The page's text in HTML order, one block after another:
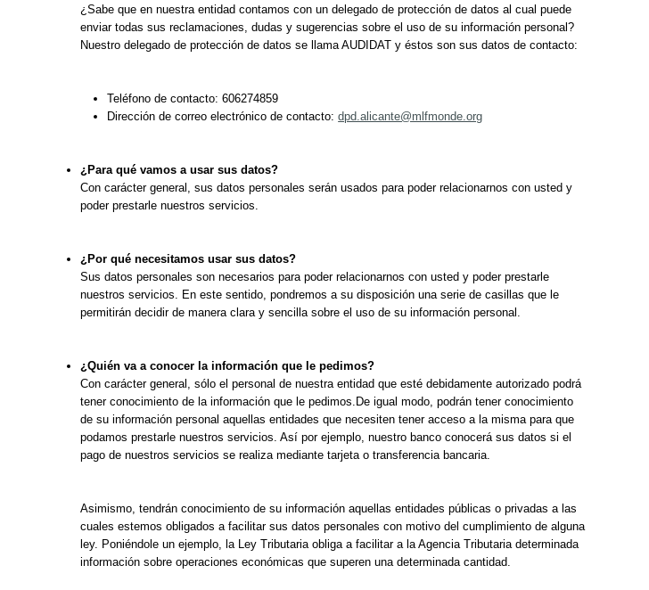
¿Sabe que en nuestra entidad contamos con un delegado de protección de datos al cual puede
enviar todas sus reclamaciones, dudas y sugerencias sobre el uso de su información personal?
Nuestro delegado de protección de datos se llama AUDIDAT y éstos son sus datos de contacto:
Teléfono de contacto: 606274859
Dirección de correo electrónico de contacto:dpd.alicante@mlfmonde.org
¿Para qué vamos a usar sus datos?
Con carácter general, sus datos personales serán usados para poder relacionarnos con usted y
poder prestarle nuestros servicios.
¿Por qué necesitamos usar sus datos?
Sus datos personales son necesarios para poder relacionarnos con usted y poder prestarle
nuestros servicios. En este sentido, pondremos a su disposición una serie de casillas que le
permitirán decidir de manera clara y sencilla sobre el uso de su información personal.
¿Quién va a conocer la información que le pedimos?
Con carácter general, sólo el personal de nuestra entidad que esté debidamente autorizado podrá
tener conocimiento de la información que le pedimos.De igual modo, podrán tener conocimiento
de su información personal aquellas entidades que necesiten tener acceso a la misma para que
podamos prestarle nuestros servicios. Así por ejemplo, nuestro banco conocerá sus datos si el
pago de nuestros servicios se realiza mediante tarjeta o transferencia bancaria.
Asimismo, tendrán conocimiento de su información aquellas entidades públicas o privadas a las
cuales estemos obligados a facilitar sus datos personales con motivo del cumplimiento de alguna
ley. Poniéndole un ejemplo, la Ley Tributaria obliga a facilitar a la Agencia Tributaria determinada
información sobre operaciones económicas que superen una determinada cantidad.